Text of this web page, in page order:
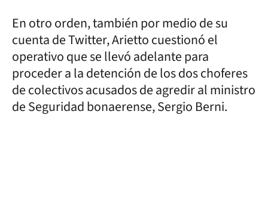
En otro orden, también por medio de su
cuenta de Twitter, Arietto cuestionó el
operativo que se llevó adelante para
proceder a la detención de los dos choferes
de colectivos acusados de agredir al ministro
de Seguridad bonaerense, Sergio Berni.